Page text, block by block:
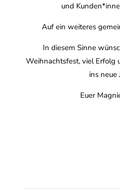
und
Auf ein weiteres
In diesem Sinne
Weihnachtsfest, viel Erfolg
ins neue
Euer